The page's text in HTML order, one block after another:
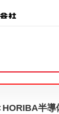
HORIBA半